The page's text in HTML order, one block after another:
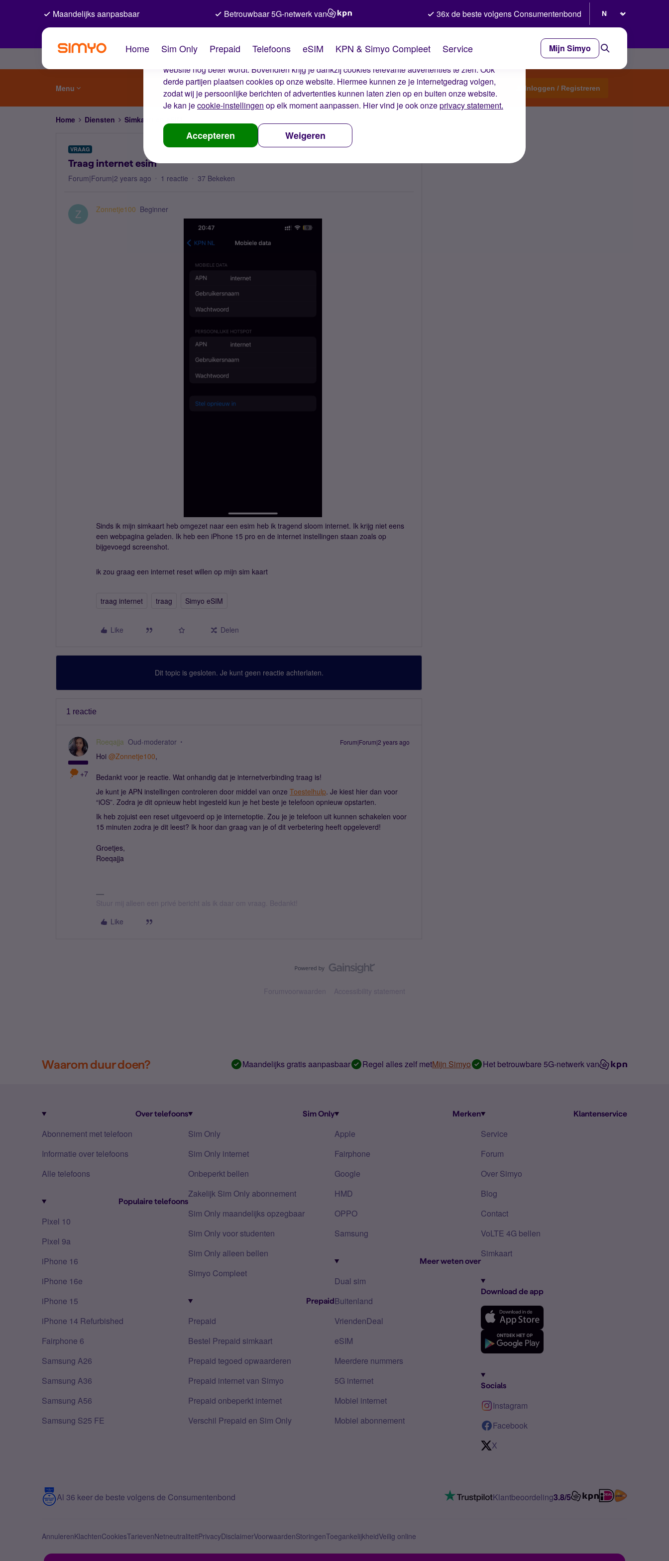
De cookies van Simyo
Wij gebruiken cookies op onze website. Met deze cookies zorgen wij ervoor dat je ervaring op de
website nog beter wordt. Bovendien krijg je dankzij cookies relevante advertenties te zien. Ook
derde partijen plaatsen cookies op onze website. Hiermee kunnen ze je internetgedrag volgen,
zodat wij je persoonlijke berichten of advertenties kunnen laten zien op en buiten onze website.
Je kan jecookie-instellingen op elk moment aanpassen. Hier vind je ook onzeprivacy statement.
Accepteren Weigeren
Maandelijks aanpasbaar Betrouwbaar 5G-netwerk van 36x de beste volgens Consumentenbond
Home Sim Only Prepaid Telefoons eSIM KPN & Simyo Compleet Service Mijn Simyo
Menu Start een topic Inloggen / Registreren
Home Diensten Simkaart en eSIM
VRAAG
Traag internet esim
Forum|Forum|2 years ago 1 reactie 37 Bekeken
Z Zonnetje100 Beginner
Sinds ik mijn simkaart heb omgezet naar een esim heb ik tragend sloom internet. Ik krijg niet eens
een webpagina geladen. Ik heb een iPhone 15 pro en de internet instellingen staan zoals op
bijgevoegd screenshot.
ik zou graag een internet reset willen op mijn sim kaart
traag internet traag Simyo eSIM
Like Delen
Dit topic is gesloten. Je kunt geen reactie achterlaten.
1 reactie
+7
Roeqajja Oud-moderator Forum|Forum|2 years ago
Hoi @Zonnetje100,
Bedankt voor je reactie. Wat onhandig dat je internetverbinding traag is!
Je kunt je APN instellingen controleren door middel van onze Toestelhulp. Je kiest hier dan voor
“iOS”. Zodra je dit opnieuw hebt ingesteld kun je het beste je telefoon opnieuw opstarten.
Ik heb zojuist een reset uitgevoerd op je internetoptie. Zou je je telefoon uit kunnen schakelen voor
15 minuten zodra je dit leest? Ik hoor dan graag van je of dit verbetering heeft opgeleverd!
Groetjes,
Roeqajja
Stuur mij alleen een privé bericht als ik daar om vraag. Bedankt!
Like
Forumvoorwaarden Accessibility statement
Waarom duur doen? Maandelijks gratis aanpasbaar Regel alles zelf metMijn Simyo Het betrouwbare 5G-netwerk van
Over telefoons
Abonnement met telefoon
Informatie over telefoons
Alle telefoons
Populaire telefoons
Pixel 10
Pixel 9a
iPhone 16
iPhone 16e
iPhone 15
iPhone 14 Refurbished
Fairphone 6
Samsung A26
Samsung A36
Samsung A56
Samsung S25 FE
Sim Only
Sim Only
Sim Only internet
Onbeperkt bellen
Zakelijk Sim Only abonnement
Sim Only maandelijks opzegbaar
Sim Only voor studenten
Sim Only alleen bellen
Simyo Compleet
Prepaid
Prepaid
Bestel Prepaid simkaart
Prepaid tegoed opwaarderen
Prepaid internet van Simyo
Prepaid onbeperkt internet
Verschil Prepaid en Sim Only
Merken
Apple
Fairphone
Google
HMD
OPPO
Samsung
Meer weten over
Dual sim
Buitenland
VriendenDeal
eSIM
Meerdere nummers
5G internet
Mobiel internet
Mobiel abonnement
Klantenservice
Service
Forum
Over Simyo
Blog
Contact
VoLTE 4G bellen
Simkaart
Download de app
Socials
Instagram
Facebook
X
Al 36 keer de beste volgens de Consumentenbond Klantbeoordeling3.8/5
AnnulerenKlachtenCookiesTarievenNetneutraliteitPrivacyDisclaimerVoorwaardenStoringenToegankelijkheidVeilig online